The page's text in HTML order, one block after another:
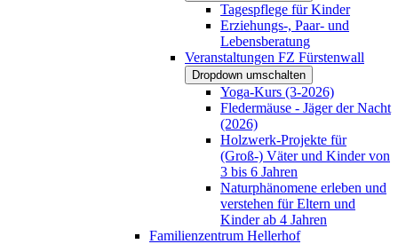
Tagespflege für Kinder
Erziehungs-, Paar- und
Lebensberatung
Veranstaltungen FZ Fürstenwall
Dropdown umschalten
Yoga-Kurs (3-2026)
Fledermäuse - Jäger der Nacht
(2026)
Holzwerk-Projekte für
(Groß-) Väter und Kinder von
3 bis 6 Jahren
Naturphänomene erleben und
verstehen für Eltern und
Kinder ab 4 Jahren
Familienzentrum Hellerhof